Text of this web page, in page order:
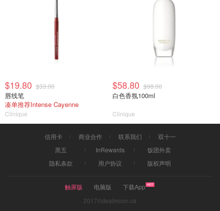
$19.80 $33.00
唇线笔
凑单推荐Intense Cayenne
Clinique
$58.80 $98.00
白色香氛100ml
Clinique
信用卡 商业合作 联系我们
双十一
黑五
InRewards
饭团外卖
隐私条款
用户协议 版权声明
触屏版 电脑版
下载App
2017©dealmoon.ca